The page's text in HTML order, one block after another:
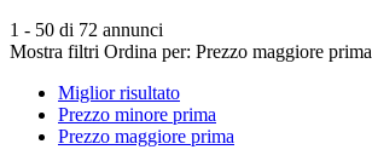
1 - 50 di 72 annunci
Mostra filtri Ordina per: Prezzo maggiore prima
Miglior risultato
Prezzo minore prima
Prezzo maggiore prima